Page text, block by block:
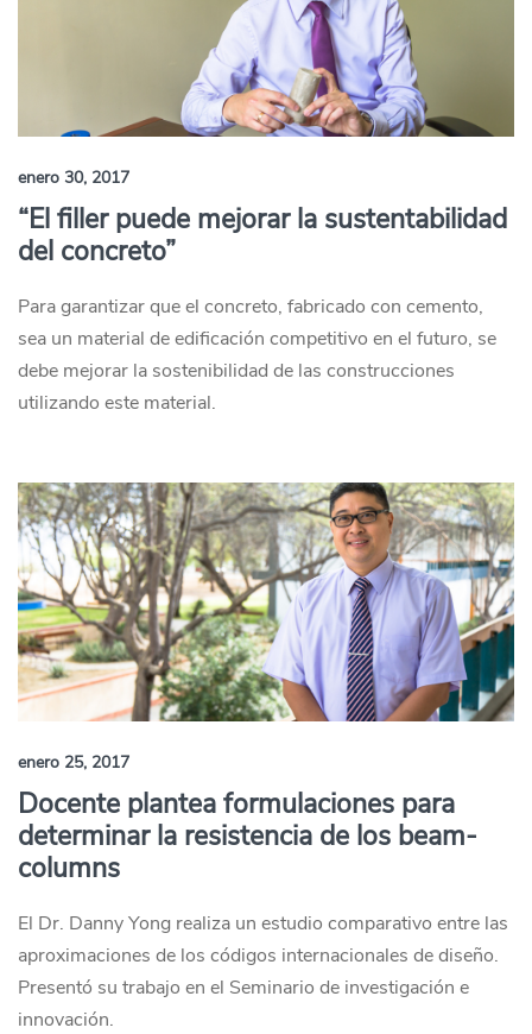
enero 30, 2017
“El filler puede mejorar la sustentabilidad
del concreto”
Para garantizar que el concreto, fabricado con cemento,
sea un material de edificación competitivo en el futuro, se
debe mejorar la sostenibilidad de las construcciones
utilizando este material.
enero 25, 2017
Docente plantea formulaciones para
determinar la resistencia de los beam-
columns
El Dr. Danny Yong realiza un estudio comparativo entre las
aproximaciones de los códigos internacionales de diseño.
Presentó su trabajo en el Seminario de investigación e
innovación.